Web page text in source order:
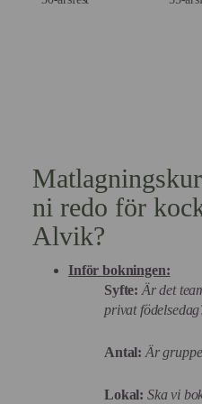
ni redo för
Alvik?
Inför bokningen:
Syfte: Är det
privat
Antal: Är
Lokal: Ska vi